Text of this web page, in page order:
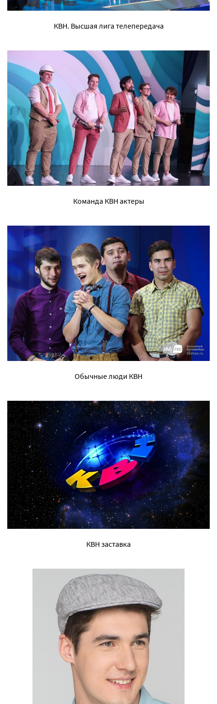
КВН. Высшая лига телепередача
Команда КВН актеры
Обычные люди КВН
КВН заставка